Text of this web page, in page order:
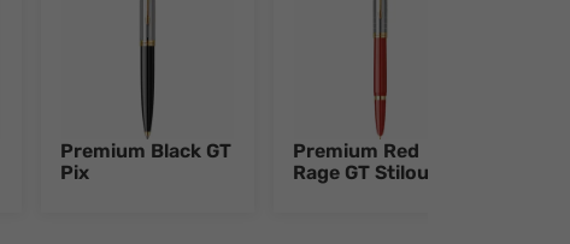
Premium Black GT
Pix
Premium Red
Rage GT Stilou